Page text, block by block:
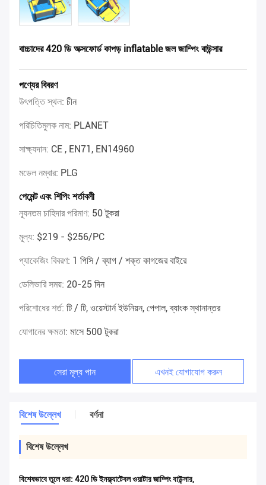
বাচ্চাদের 420 ডি অক্সফোর্ড কাপড় inflatable জল জাম্পিং বাউন্সার
পণ্যের বিবরণ
উৎপত্তি স্থল: চীন
পরিচিতিমুলক নাম: PLANET
সাক্ষ্যদান: CE , EN71, EN14960
মডেল নম্বার: PLG
পেমেন্ট এবং শিপিং শর্তাবলী
ন্যূনতম চাহিদার পরিমাণ: 50 টুকরা
মূল্য: $219 - $256/PC
প্যাকেজিং বিবরণ: 1 পিসি / ব্যাগ / শক্ত কাগজের বাইরে
ডেলিভারি সময়: 20-25 দিন
পরিশোধের শর্ত: টি / টি, ওয়েস্টার্ন ইউনিয়ন, পেপাল, ব্যাংক স্থানান্তর
যোগানের ক্ষমতা: মাসে 500 টুকরা
সেরা মূল্য পান এখনই যোগাযোগ করুন
বিশেষ উল্লেখ বর্ণনা
বিশেষ উল্লেখ
বিশেষভাবে তুলে ধরা: 420 ডি ইনফ্ল্যাটেবল ওয়াটার জাম্পিং বাউন্সার,